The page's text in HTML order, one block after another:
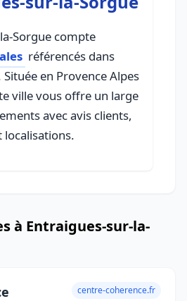
Sorgue compte
référencés dans
en Provence Alpes
ville vous offre un large
avec avis clients,
localisations.
à Entraigues-sur-la-
centre-coherence.fr